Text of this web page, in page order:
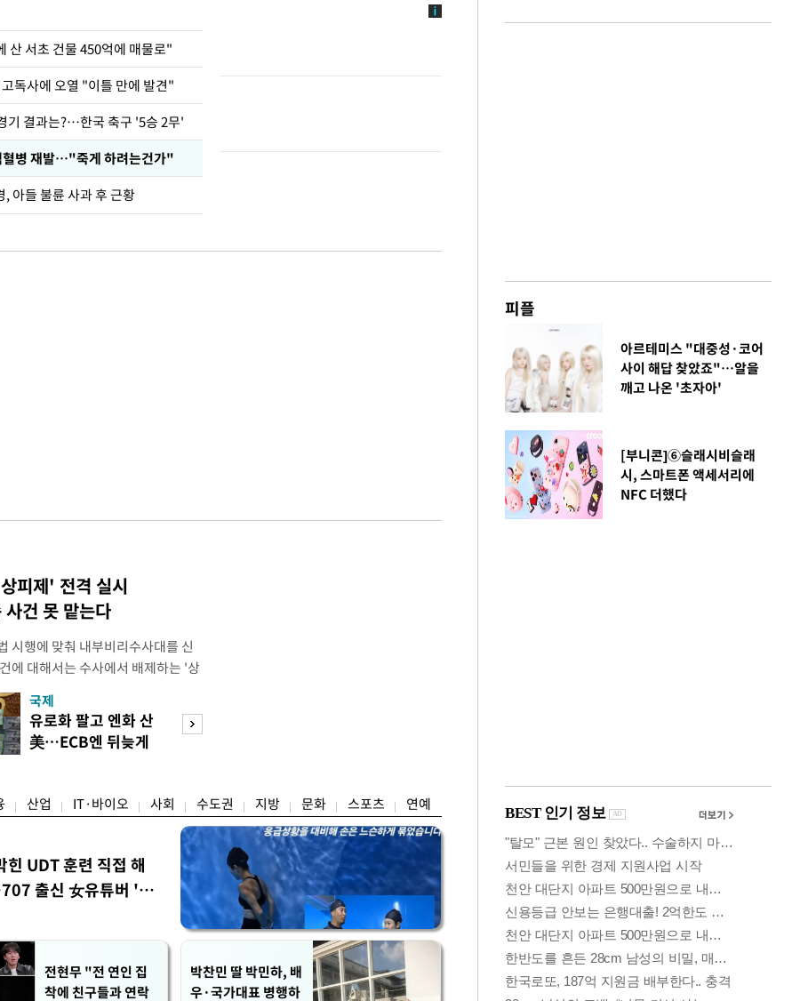
산 서초 건물 450억에 매물로"
독사에 오열 "이틀 만에 발견"
기 결과는?…한국 축구 '5승 2무'
혈병 재발…"죽게 하려는건가"
아들 불륜 사과 후 근황
피제' 전격 실시
건 못 맡는다
시행에 맞춰 내부비리수사대를 신
에 대해서는 수사에서 배제하는 '상
은 7일 오후 3시 '개정 형사소송법
회의를 열었다고 밝혔다. 경찰은
맞춰 기존 국가수사본부에서 운영
권감사관실로 이관·개편해 객관
국제
유로화 팔고 엔화 산
美…ECB엔 뒤늦게
산업 IT·바이오 사회 수도권 지방 문화 스포츠 연예
힌 UDT 훈련 직접 해
출신 女유튜버 '완
전현무 "전 연인 집
착에 친구들과 연락
박찬민 딸 박민하, 배
우·국가대표 병행하
피플
아르테미스 "대중성·코어
사이 해답 찾았죠"…알을
깨고 나온 '초자아'
[부니콘]⑥슬래시비슬래
시, 스마트폰 액세서리에
NFC 더했다